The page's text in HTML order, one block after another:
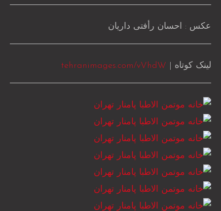
عکس : احسان رأفتی داریان
لینک کوتاه | tehranimages.com/vVhdW